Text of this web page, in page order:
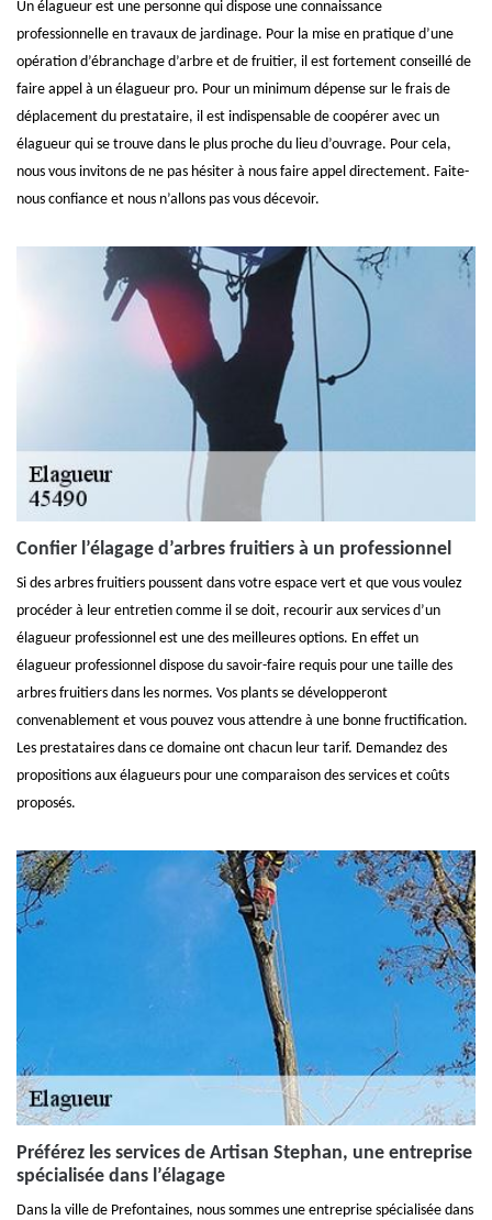
Un élagueur est une personne qui dispose une connaissance
professionnelle en travaux de jardinage. Pour la mise en pratique d’une
opération d’ébranchage d’arbre et de fruitier, il est fortement conseillé de
faire appel à un élagueur pro. Pour un minimum dépense sur le frais de
déplacement du prestataire, il est indispensable de coopérer avec un
élagueur qui se trouve dans le plus proche du lieu d’ouvrage. Pour cela,
nous vous invitons de ne pas hésiter à nous faire appel directement. Faite-
nous confiance et nous n’allons pas vous décevoir.
Confier l’élagage d’arbres fruitiers à un professionnel
Si des arbres fruitiers poussent dans votre espace vert et que vous voulez
procéder à leur entretien comme il se doit, recourir aux services d’un
élagueur professionnel est une des meilleures options. En effet un
élagueur professionnel dispose du savoir-faire requis pour une taille des
arbres fruitiers dans les normes. Vos plants se développeront
convenablement et vous pouvez vous attendre à une bonne fructification.
Les prestataires dans ce domaine ont chacun leur tarif. Demandez des
propositions aux élagueurs pour une comparaison des services et coûts
proposés.
Préférez les services de Artisan Stephan, une entreprise
spécialisée dans l’élagage
Dans la ville de Prefontaines, nous sommes une entreprise spécialisée dans